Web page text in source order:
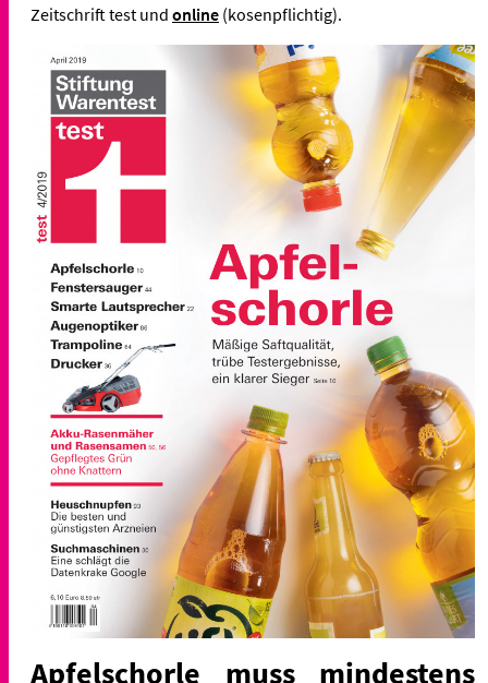
Zeitschrift test und online (kosenpflichtig).
Apfelschorle muss mindestens